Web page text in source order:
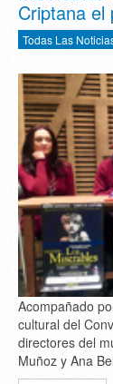
Criptana el
Todas Las
Acompañado
cultural del
directores del
Muñoz y Ana